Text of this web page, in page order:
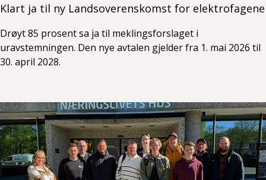
Klart ja til ny Landsoverenskomst for elektrofagene
Drøyt 85 prosent sa ja til meklingsforslaget i
uravstemningen. Den nye avtalen gjelder fra 1. mai 2026 til
30. april 2028.